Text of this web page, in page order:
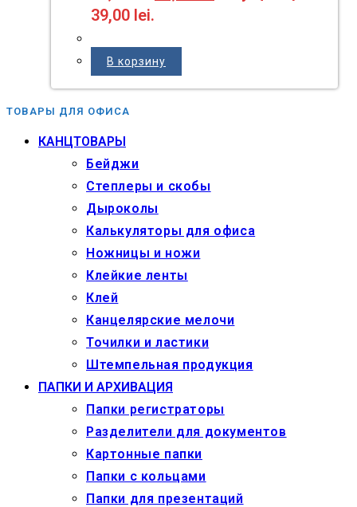
39,00 lei.
В корзину
ТОВАРЫ ДЛЯ ОФИСА
КАНЦТОВАРЫ
Бейджи
Степлеры и скобы
Дыроколы
Калькуляторы для офиса
Ножницы и ножи
Клейкие ленты
Клей
Канцелярские мелочи
Точилки и ластики
Штемпельная продукция
ПАПКИ И АРХИВАЦИЯ
Папки регистраторы
Разделители для документов
Картонные папки
Папки с кольцами
Папки для презентаций